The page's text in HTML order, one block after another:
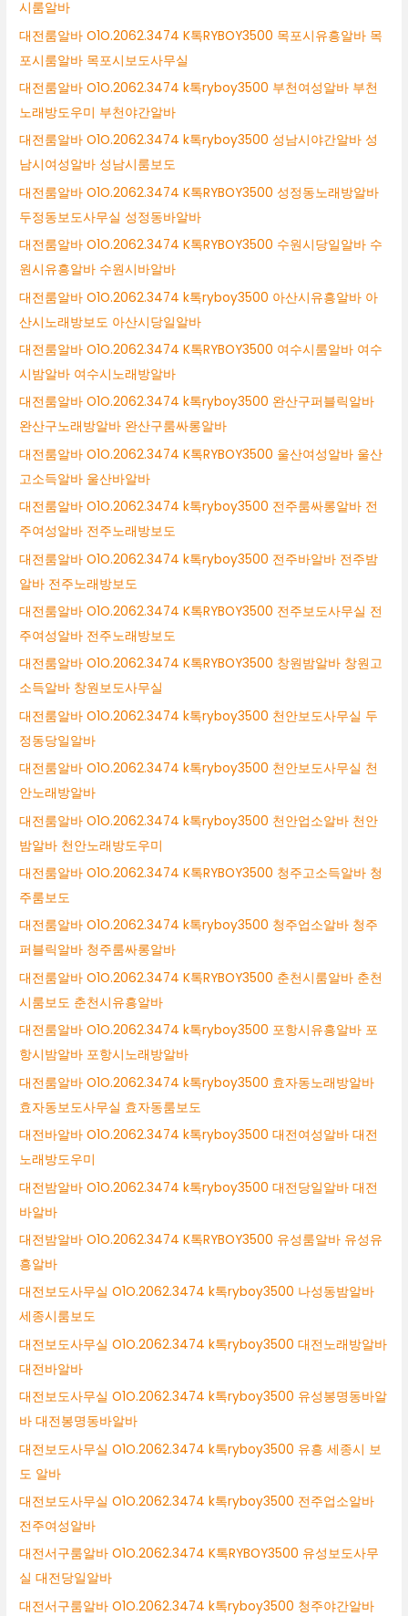
시룸알바
대전룸알바 O1O.2062.3474 K톡RYBOY3500 목포시유흥알바 목
포시룸알바 목포시보도사무실
대전룸알바 O1O.2062.3474 k톡ryboy3500 부천여성알바 부천
노래방도우미 부천야간알바
대전룸알바 O1O.2062.3474 k톡ryboy3500 성남시야간알바 성
남시여성알바 성남시룸보도
대전룸알바 O1O.2062.3474 K톡RYBOY3500 성정동노래방알바
두정동보도사무실 성정동바알바
대전룸알바 O1O.2062.3474 K톡RYBOY3500 수원시당일알바 수
원시유흥알바 수원시바알바
대전룸알바 O1O.2062.3474 k톡ryboy3500 아산시유흥알바 아
산시노래방보도 아산시당일알바
대전룸알바 O1O.2062.3474 K톡RYBOY3500 여수시룸알바 여수
시밤알바 여수시노래방알바
대전룸알바 O1O.2062.3474 k톡ryboy3500 완산구퍼블릭알바
완산구노래방알바 완산구룸싸롱알바
대전룸알바 O1O.2062.3474 K톡RYBOY3500 울산여성알바 울산
고소득알바 울산바알바
대전룸알바 O1O.2062.3474 k톡ryboy3500 전주룸싸롱알바 전
주여성알바 전주노래방보도
대전룸알바 O1O.2062.3474 k톡ryboy3500 전주바알바 전주밤
알바 전주노래방보도
대전룸알바 O1O.2062.3474 K톡RYBOY3500 전주보도사무실 전
주여성알바 전주노래방보도
대전룸알바 O1O.2062.3474 K톡RYBOY3500 창원밤알바 창원고
소득알바 창원보도사무실
대전룸알바 O1O.2062.3474 k톡ryboy3500 천안보도사무실 두
정동당일알바
대전룸알바 O1O.2062.3474 k톡ryboy3500 천안보도사무실 천
안노래방알바
대전룸알바 O1O.2062.3474 k톡ryboy3500 천안업소알바 천안
밤알바 천안노래방도우미
대전룸알바 O1O.2062.3474 K톡RYBOY3500 청주고소득알바 청
주룸보도
대전룸알바 O1O.2062.3474 k톡ryboy3500 청주업소알바 청주
퍼블릭알바 청주룸싸롱알바
대전룸알바 O1O.2062.3474 K톡RYBOY3500 춘천시룸알바 춘천
시룸보도 춘천시유흥알바
대전룸알바 O1O.2062.3474 k톡ryboy3500 포항시유흥알바 포
항시밤알바 포항시노래방알바
대전룸알바 O1O.2062.3474 k톡ryboy3500 효자동노래방알바
효자동보도사무실 효자동룸보도
대전바알바 O1O.2062.3474 k톡ryboy3500 대전여성알바 대전
노래방도우미
대전밤알바 O1O.2062.3474 k톡ryboy3500 대전당일알바 대전
바알바
대전밤알바 O1O.2062.3474 K톡RYBOY3500 유성룸알바 유성유
흥알바
대전보도사무실 O1O.2062.3474 k톡ryboy3500 나성동밤알바
세종시룸보도
대전보도사무실 O1O.2062.3474 k톡ryboy3500 대전노래방알바
대전바알바
대전보도사무실 O1O.2062.3474 k톡ryboy3500 유성봉명동바알
바 대전봉명동바알바
대전보도사무실 O1O.2062.3474 k톡ryboy3500 유흥 세종시 보
도 알바
대전보도사무실 O1O.2062.3474 k톡ryboy3500 전주업소알바
전주여성알바
대전서구룸알바 O1O.2062.3474 K톡RYBOY3500 유성보도사무
실 대전당일알바
대전서구룸알바 O1O.2062.3474 k톡ryboy3500 청주야간알바